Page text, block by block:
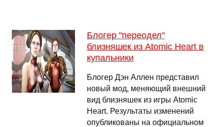
Блогер "переодел"
близняшек из Atomic Heart в
купальники
Блогер Дэн Аллен представил
новый мод, меняющий внешний
вид близняшек из игры Atomic
Heart. Результаты изменений
опубликованы на официальном